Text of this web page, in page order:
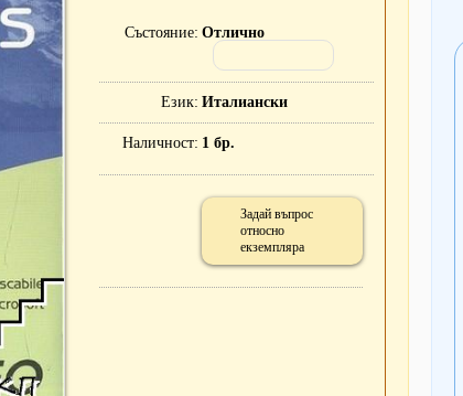
Състояние Отлично
Език Италиански
Наличност 1 бр.
Задай въпрос
относно
екземпляра